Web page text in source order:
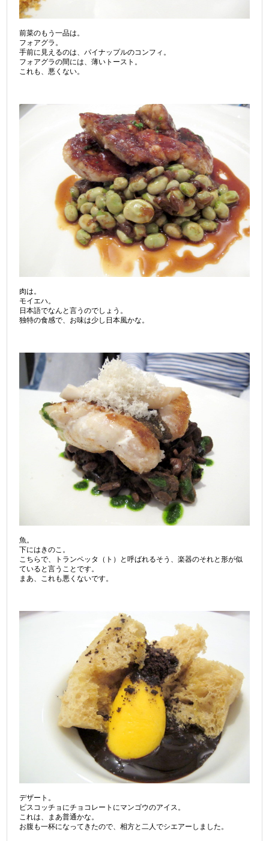
前菜のもう一品は。
フォアグラ。
手前に見えるのは、パイナップルのコンフィ。
フォアグラの間には、薄いトースト。
これも、悪くない。
肉は。
モイエハ。
日本語でなんと言うのでしょう。
独特の食感で、お味は少し日本風かな。
魚。
下にはきのこ。
こちらで、トランペッタ（ト）と呼ばれるそう、楽器のそれと形が似
ていると言うことです。
まあ、これも悪くないです。
デザート。
ピスコッチョにチョコレートにマンゴウのアイス。
これは、まあ普通かな。
お腹も一杯になってきたので、相方と二人でシエアーしました。